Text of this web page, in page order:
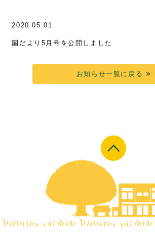
2020.05.01
園だより5月号を公開しました
お知らせ一覧に戻る